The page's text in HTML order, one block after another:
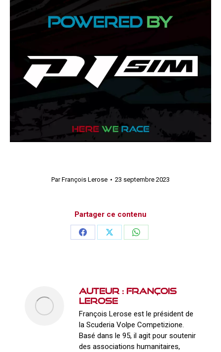
ParFrançois Lerose 23 septembre 2023
Partager ce contenu
PartagerPartagerPartager
Auteur : François
Lerose
François Lerose est le président de
la Scuderia Volpe Competizione.
Basé dans le 95, il agit pour soutenir
des associations humanitaires,